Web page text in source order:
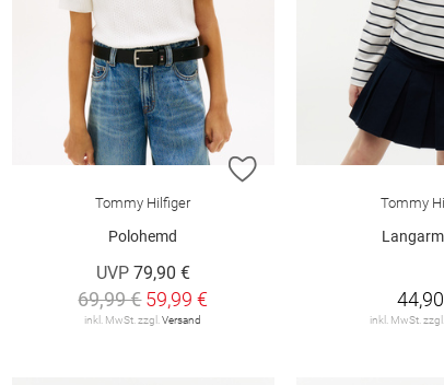
WUNSCHLISTE HINZUFÜGEN ZUR WUNSCHLISTE
Tommy Hilfiger
Polohemd
UVP 79,90 €
69,99 € 59,99 €
inkl. MwSt. zzgl.Versand
Tommy
inkl. MwSt.